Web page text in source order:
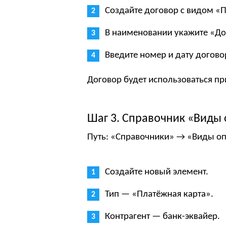
Создайте договор с видом
В наименовании укажите
Введите номер и дату
Договор будет использоваться
Шаг 3. Справочник «Виды
Путь: «Справочники» → «Виды
Создайте новый элемент.
Тип — «Платёжная карта».
Контрагент — банк-эквайер.